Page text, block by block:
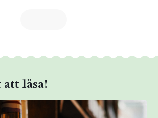
läsa!